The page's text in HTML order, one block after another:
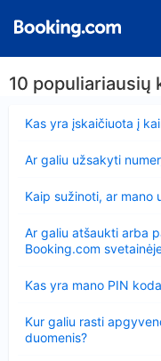
10 populiariausių
Kas yra įskaičiuota į
Ar galiu užsakyti
Kaip sužinoti, ar mano
Ar galiu atšaukti arba
Booking.com
Kas yra mano PIN
Kur galiu rasti
duomenis?